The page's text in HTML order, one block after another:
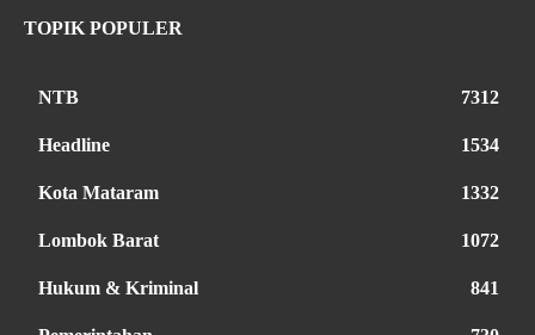
TOPIK POPULER
NTB 7312
Headline 1534
Kota Mataram 1332
Lombok Barat 1072
Hukum & Kriminal 841